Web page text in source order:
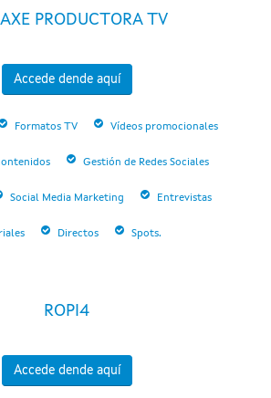
PRODUCTORA TV
Accede dende aquí
Formatos TV Vídeos promocionales
Gestión de Redes Sociales
Social Media Marketing Entrevistas
Directos Spots.
ROPI4
Accede dende aquí